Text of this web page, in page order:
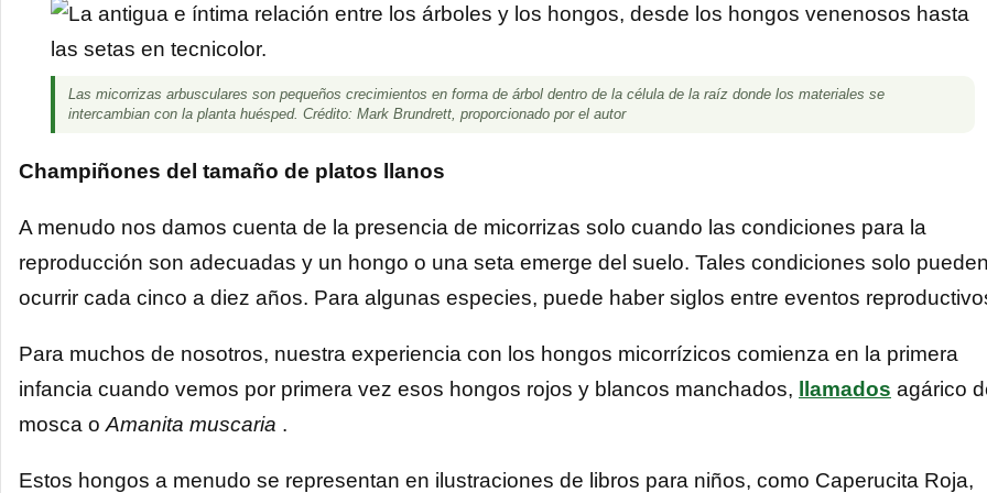
Las micorrizas arbusculares son pequeños crecimientos en forma de árbol dentro de la célula de la raíz donde los materiales se
intercambian con la planta huésped. Crédito: Mark Brundrett, proporcionado por el autor
Champiñones del tamaño de platos llanos
A menudo nos damos cuenta de la presencia de micorrizas solo cuando las condiciones para la
reproducción son adecuadas y un hongo o una seta emerge del suelo. Tales condiciones solo pueden
ocurrir cada cinco a diez años. Para algunas especies, puede haber siglos entre eventos
Para muchos de nosotros, nuestra experiencia con los hongos micorrízicos comienza en la primera
infancia cuando vemos por primera vez esos hongos rojos y blancos manchados,
llamados agárico
mosca o Amanita muscaria .
Estos hongos a menudo se representan en ilustraciones de libros para niños, como Caperucita Roja,